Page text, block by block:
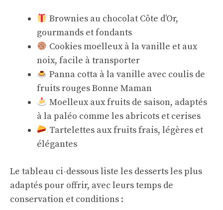
Brownies au chocolat Côte d’Or,
gourmands et fondants
Cookies moelleux à la vanille et aux
noix, facile à transporter
Panna cotta à la vanille avec coulis de
fruits rouges Bonne Maman
Moelleux aux fruits de saison, adaptés
à la paléo comme les abricots et cerises
Tartelettes aux fruits frais, légères et
élégantes
Le tableau ci-dessous liste les desserts les plus
adaptés pour offrir, avec leurs temps de
conservation et conditions :